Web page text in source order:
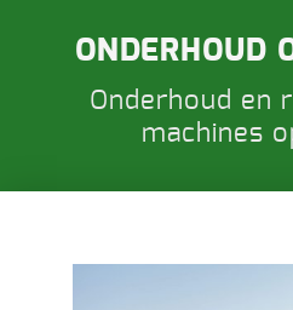
ONDERHOUD
Onderhoud en
machines